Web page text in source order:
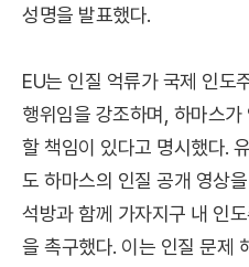
성명을 발표했다.
EU는 인질 억류가 국제 인도
행위임을 강조하며, 하마스
할 책임이 있다고 명시했다.
도 하마스의 인질 공개 영상
석방과 함께 가자지구 내 인
을 촉구했다. 이는 인질 문제